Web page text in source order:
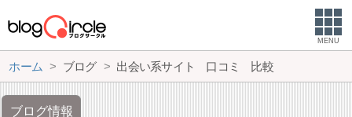
MENU
ホーム ブログ 出会い系サイト 口コミ 比較
ブログ情報